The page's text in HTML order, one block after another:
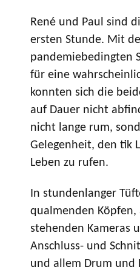
René und Paul sind
ersten Stunde. Mit
pandemiebedingten
für eine
konnten sich die
auf Dauer nicht
nicht lange rum,
Gelegenheit, den tik
Leben zu rufen.
In stundenlanger
qualmenden Köpfen,
stehenden Kameras
Anschluss- und
und allem Drum und